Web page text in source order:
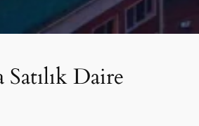
Satılık Daire